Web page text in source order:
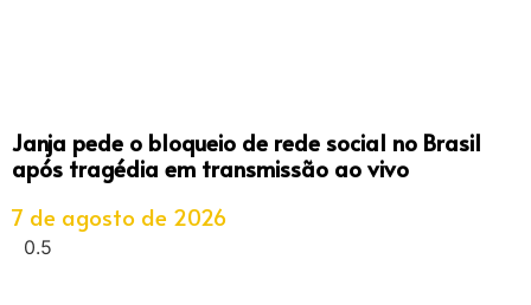
Janja pede o bloqueio de rede social no Brasil
após tragédia em transmissão ao vivo
7 de agosto de 2026